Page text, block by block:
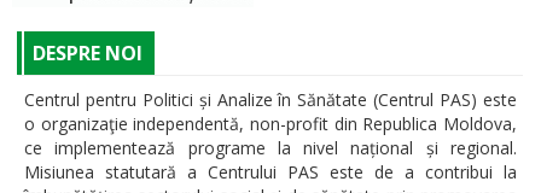
DESPRE NOI
Centrul pentru Politici și Analize în Sănătate (Centrul PAS) este
o organizaţie independentă, non-profit din Republica Moldova,
ce implementează programe la nivel național și regional.
Misiunea statutară a Centrului PAS este de a contribui la